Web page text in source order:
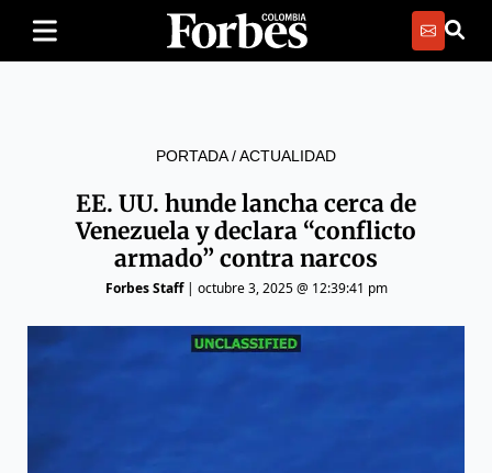
PORTADA/ACTUALIDAD
EE. UU. hunde lancha cerca de
Venezuela y declara “conflicto
armado” contra narcos
Forbes Staff| octubre 3, 2025 @ 12:39:41 pm